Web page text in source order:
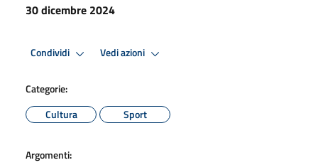
30 dicembre 2024
Condividi Vedi azioni
Categorie:
Cultura
Sport
Argomenti: